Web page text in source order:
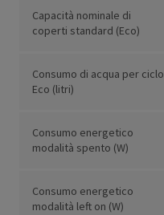
Capacità nominale di
coperti standard (Eco)
Consumo di acqua per ciclo
Eco (litri)
Consumo energetico
modalità spento (W)
Consumo energetico
modalità left on (W)